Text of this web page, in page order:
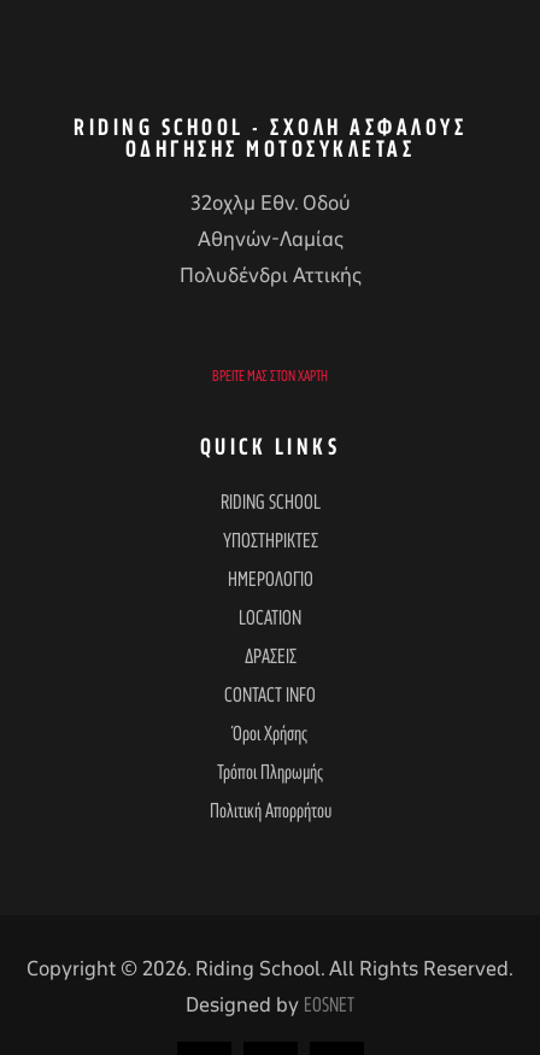
RIDING SCHOOL - ΣΧΟΛΉ ΑΣΦΑΛΟΎΣ
ΟΔΉΓΗΣΗΣ ΜΟΤΟΣΥΚΛΈΤΑΣ
32οχλμ Εθν. Οδού
Αθηνών-Λαμίας
Πολυδένδρι Αττικής
ΒΡΕΊΤΕ ΜΑΣ ΣΤΟΝ ΧΆΡΤΗ
QUICK LINKS
RIDING SCHOOL
ΥΠΟΣΤΗΡΙΚΤΕΣ
ΗΜΕΡΟΛΟΓΙΟ
LOCATION
ΔΡΑΣΕΙΣ
CONTACT INFO
Όροι Χρήσης
Τρόποι Πληρωμής
Πολιτική Απορρήτου
Copyright © 2026. Riding School. All Rights Reserved.
Designed by EOSNET